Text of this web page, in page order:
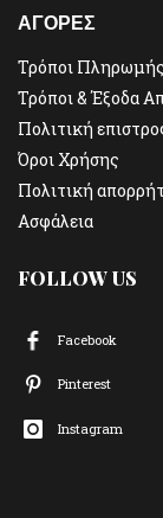
ΑΓΟΡΕΣ
Τρόποι Πληρωμής
Τρόποι & Έξοδα
Πολιτική
Όροι Χρήσης
Πολιτική
Ασφάλεια
FOLLOW US
Facebook
Pinterest
Instagram